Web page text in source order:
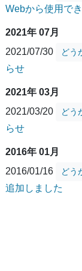
Webから使用で
2021年 07月
2021/07/30
どう
らせ
2021年 03月
2021/03/20
どう
らせ
2016年 01月
2016/01/16
どう
追加しました